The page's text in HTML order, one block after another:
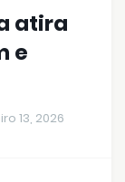
atira
e
13, 2026